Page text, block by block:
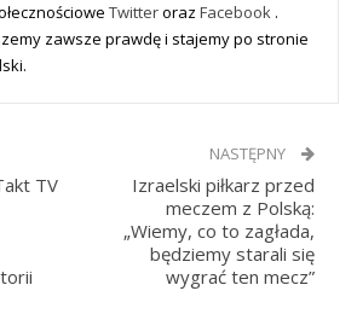
Twitteroraz Facebook .
zawsze prawdę i stajemy po stronie
TV
NASTĘPNY
Izraelski piłkarz przed
meczem z Polską:
„Wiemy, co to zagłada,
będziemy starali się
wygrać ten mecz”